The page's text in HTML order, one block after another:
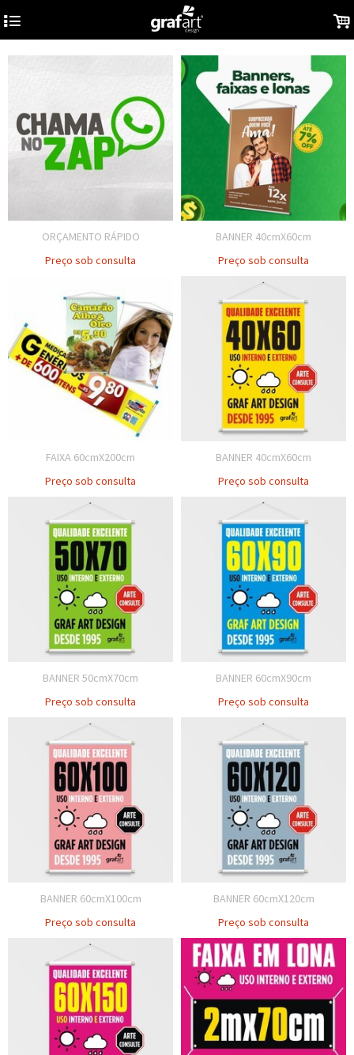
4 .
ORÇAMENTO RÁPIDO
Preço sob consulta
BANNER 40cmX60cm
Preço sob consulta
FAIXA 60cmX200cm
Preço sob consulta
BANNER 40cmX60cm
Preço sob consulta
BANNER 50cmX70cm
Preço sob consulta
BANNER 60cmX90cm
Preço sob consulta
BANNER 60cmX100cm
Preço sob consulta
BANNER 60cmX120cm
Preço sob consulta